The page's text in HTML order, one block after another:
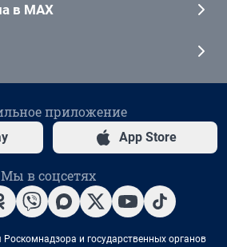
в MAX
приложение
App Store
Мы в соцсетях
и государственных органов